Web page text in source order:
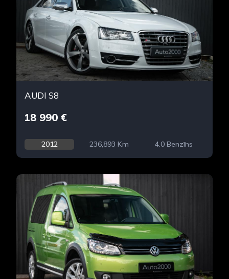
AUDI S8
18 990 €
2012 236,893 Km 4.0 Benzīns